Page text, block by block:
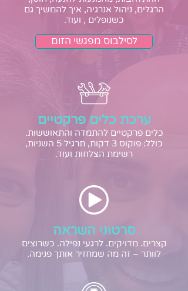
הרגלים, ניהול אנרגיה, איך להמשיך גם
כשנופלים , ועוד.
לסילבוס מפגשי הזום
ערכת כלים פרקטיים
כלים פרקטיים להתמדה והתאוששות.
כולל: פוקוס 3 דקות, תרגיל 5 השניות,
רשימת הצלחות ועוד.
סרטוני השראה
קצרים. מדויקים. לרגעי נפילה. כשרוצים
לוותר – זה מה שמחזיר אותך פנימה.